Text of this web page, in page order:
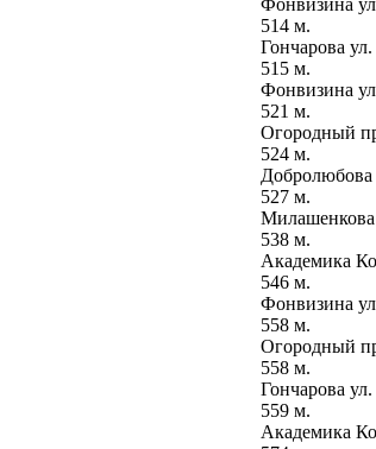
514 м.
Гончарова
515 м.
Фонвизина
521 м.
Огородный
524 м.
527 м.
538 м.
Академика
546 м.
Фонвизина
558 м.
Огородный
558 м.
Гончарова
559 м.
Академика